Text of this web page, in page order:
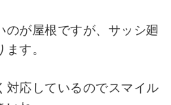
が屋根ですが、サッシ廻
す。
対応しているのでスマイル